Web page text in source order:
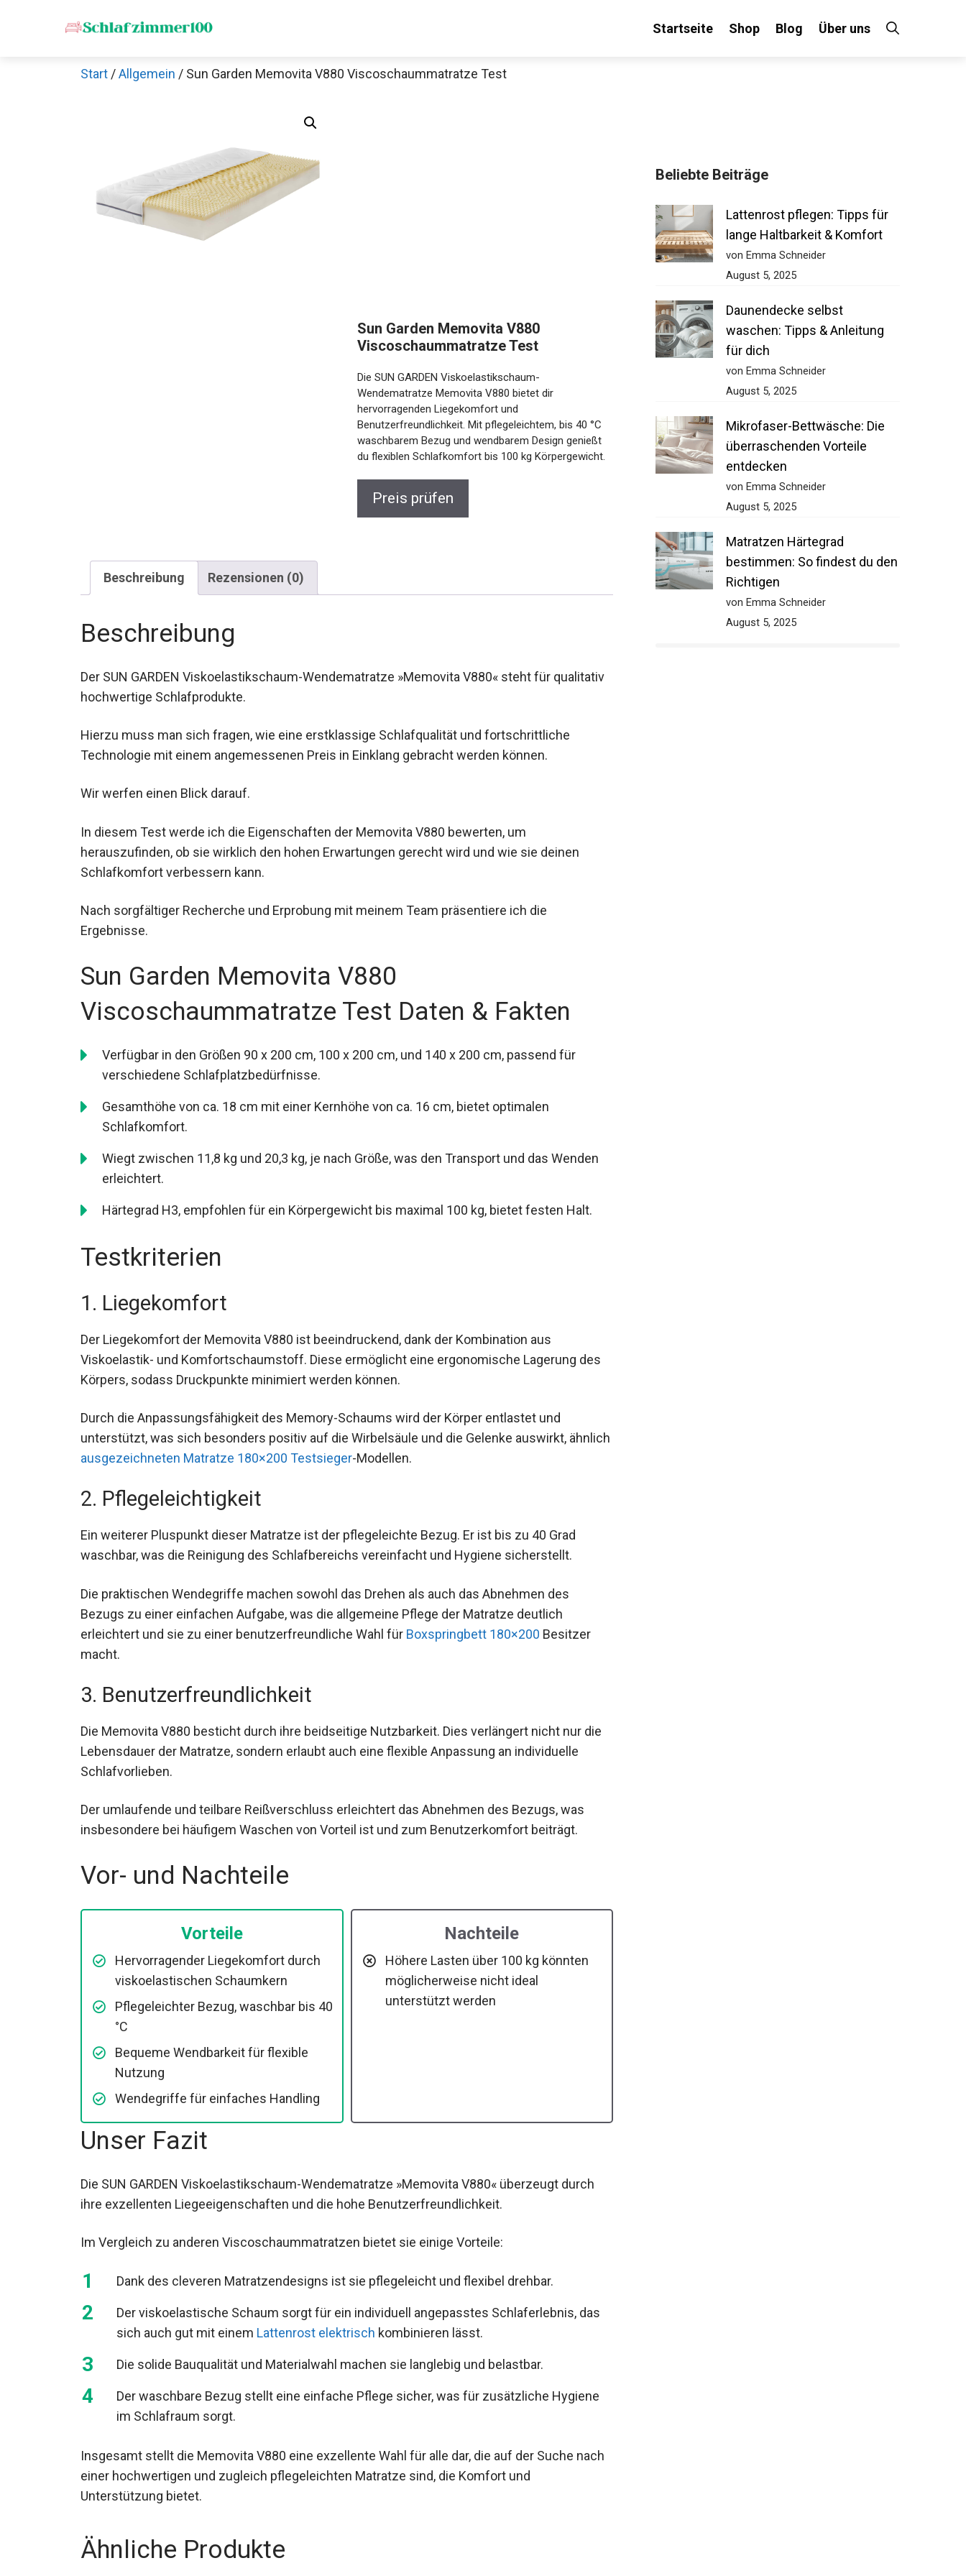
Startseite Shop Blog Über uns
Start /Allgemein / Sun Garden Memovita V880 Viscoschaummatratze Test
Sun Garden Memovita V880
Viscoschaummatratze Test
Die SUN GARDEN Viskoelastikschaum-
Wendematratze Memovita V880 bietet dir
hervorragenden Liegekomfort und
Benutzerfreundlichkeit. Mit pflegeleichtem, bis 40 °C
waschbarem Bezug und wendbarem Design genießt
du flexiblen Schlafkomfort bis 100 kg Körpergewicht.
Preis prüfen
Beschreibung Rezensionen (0)
Beschreibung
Der SUN GARDEN Viskoelastikschaum-Wendematratze »Memovita V880« steht für qualitativ
hochwertige Schlafprodukte.
Hierzu muss man sich fragen, wie eine erstklassige Schlafqualität und fortschrittliche
Technologie mit einem angemessenen Preis in Einklang gebracht werden können.
Wir werfen einen Blick darauf.
In diesem Test werde ich die Eigenschaften der Memovita V880 bewerten, um
herauszufinden, ob sie wirklich den hohen Erwartungen gerecht wird und wie sie deinen
Schlafkomfort verbessern kann.
Nach sorgfältiger Recherche und Erprobung mit meinem Team präsentiere ich die
Ergebnisse.
Sun Garden Memovita V880
Viscoschaummatratze Test Daten & Fakten
Verfügbar in den Größen 90 x 200 cm, 100 x 200 cm, und 140 x 200 cm, passend für
verschiedene Schlafplatzbedürfnisse.
Gesamthöhe von ca. 18 cm mit einer Kernhöhe von ca. 16 cm, bietet optimalen
Schlafkomfort.
Wiegt zwischen 11,8 kg und 20,3 kg, je nach Größe, was den Transport und das Wenden
erleichtert.
Härtegrad H3, empfohlen für ein Körpergewicht bis maximal 100 kg, bietet festen Halt.
Testkriterien
1. Liegekomfort
Der Liegekomfort der Memovita V880 ist beeindruckend, dank der Kombination aus
Viskoelastik- und Komfortschaumstoff. Diese ermöglicht eine ergonomische Lagerung des
Körpers, sodass Druckpunkte minimiert werden können.
Durch die Anpassungsfähigkeit des Memory-Schaums wird der Körper entlastet und
unterstützt, was sich besonders positiv auf die Wirbelsäule und die Gelenke auswirkt, ähnlich
ausgezeichneten Matratze 180×200 Testsieger-Modellen.
2. Pflegeleichtigkeit
Ein weiterer Pluspunkt dieser Matratze ist der pflegeleichte Bezug. Er ist bis zu 40 Grad
waschbar, was die Reinigung des Schlafbereichs vereinfacht und Hygiene sicherstellt.
Die praktischen Wendegriffe machen sowohl das Drehen als auch das Abnehmen des
Bezugs zu einer einfachen Aufgabe, was die allgemeine Pflege der Matratze deutlich
erleichtert und sie zu einer benutzerfreundliche Wahl für Boxspringbett 180×200 Besitzer
macht.
3. Benutzerfreundlichkeit
Die Memovita V880 besticht durch ihre beidseitige Nutzbarkeit. Dies verlängert nicht nur die
Lebensdauer der Matratze, sondern erlaubt auch eine flexible Anpassung an individuelle
Schlafvorlieben.
Der umlaufende und teilbare Reißverschluss erleichtert das Abnehmen des Bezugs, was
insbesondere bei häufigem Waschen von Vorteil ist und zum Benutzerkomfort beiträgt.
Vor- und Nachteile
Vorteile
Hervorragender Liegekomfort durch
viskoelastischen Schaumkern
Pflegeleichter Bezug, waschbar bis 40
°C
Bequeme Wendbarkeit für flexible
Nutzung
Wendegriffe für einfaches Handling
Nachteile
Höhere Lasten über 100 kg könnten
möglicherweise nicht ideal
unterstützt werden
Unser Fazit
Die SUN GARDEN Viskoelastikschaum-Wendematratze »Memovita V880« überzeugt durch
ihre exzellenten Liegeeigenschaften und die hohe Benutzerfreundlichkeit.
Im Vergleich zu anderen Viscoschaummatratzen bietet sie einige Vorteile:
Dank des cleveren Matratzendesigns ist sie pflegeleicht und flexibel drehbar.
Der viskoelastische Schaum sorgt für ein individuell angepasstes Schlaferlebnis, das
sich auch gut mit einem Lattenrost elektrisch kombinieren lässt.
Die solide Bauqualität und Materialwahl machen sie langlebig und belastbar.
Der waschbare Bezug stellt eine einfache Pflege sicher, was für zusätzliche Hygiene
im Schlafraum sorgt.
Insgesamt stellt die Memovita V880 eine exzellente Wahl für alle dar, die auf der Suche nach
einer hochwertigen und zugleich pflegeleichten Matratze sind, die Komfort und
Unterstützung bietet.
Ähnliche Produkte
Beliebte Beiträge
Lattenrost pflegen: Tipps für
lange Haltbarkeit & Komfort
von Emma Schneider
August 5, 2025
Daunendecke selbst
waschen: Tipps & Anleitung
für dich
von Emma Schneider
August 5, 2025
Mikrofaser-Bettwäsche: Die
überraschenden Vorteile
entdecken
von Emma Schneider
August 5, 2025
Matratzen Härtegrad
bestimmen: So findest du den
Richtigen
von Emma Schneider
August 5, 2025